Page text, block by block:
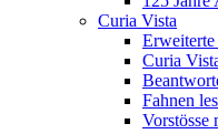
Curia Vista
Erweiterte
Curia
Fahnen
Vorstösse